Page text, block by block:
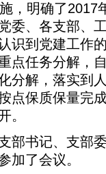
，明确了2017
委、各支部、
识到党建工作
点任务分解，
分解，落实到
点保质保量完
。
书记、支部
加了会议。